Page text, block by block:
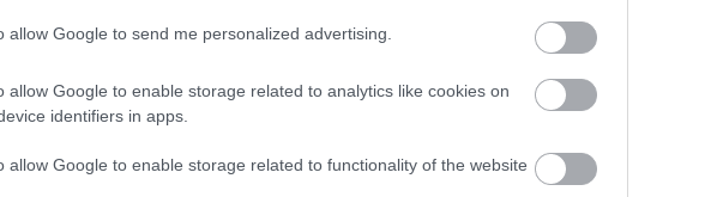
allow Google to send me personalized advertising.
allow Google to enable storage related to analytics like cookies on
identifiers in apps.
allow Google to enable storage related to functionality of the website
– Európa 10 legnyugodtabb szigete
ahol az átlagos napi utazási költség körülbelül 287 ezer forint
. A